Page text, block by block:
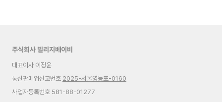
주식회사 빌리지베이비
대표이사 이정윤
통신판매업신고번호 2025-서울영등포-0160
사업자등록번호 581-88-01277